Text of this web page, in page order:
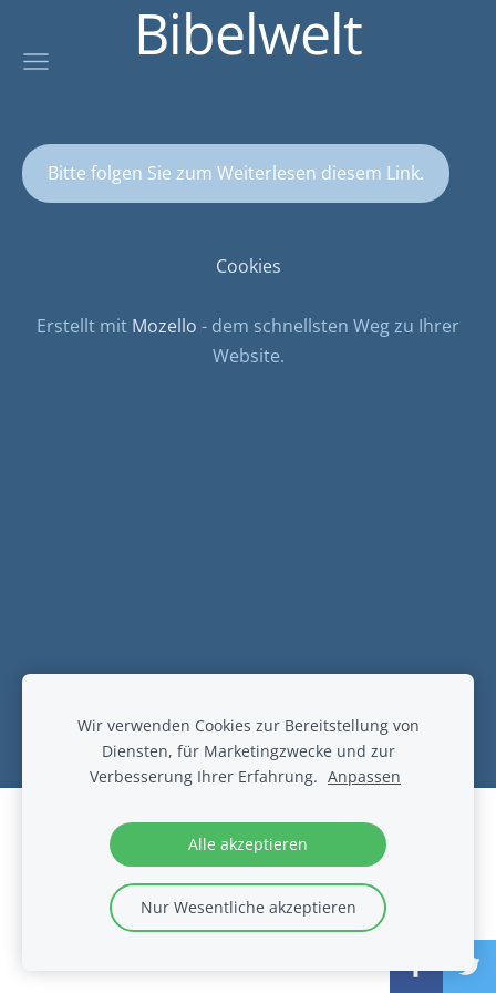
Bibelwelt
Bitte folgen Sie zum Weiterlesen diesem Link.
Cookies
Erstellt mit Mozello - dem schnellsten Weg zu Ihrer
Website.
Erstellen Sie Ihre Website oder Ihren
Online-Shop mit Mozello.
Mehr erfahren
Wir verwenden Cookies zur Bereitstellung von
Diensten, für Marketingzwecke und zur
Verbesserung Ihrer Erfahrung. Anpassen
Alle akzeptieren
Nur Wesentliche akzeptieren